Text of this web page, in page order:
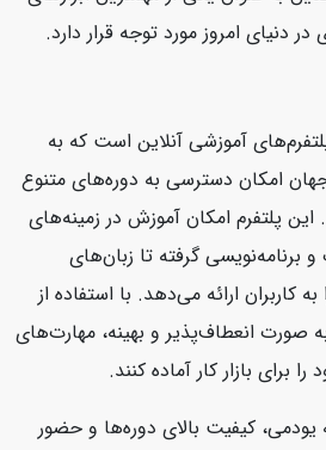
دنیای امروز مورد توجه قرار دارد.
آموزشی آنلاین است که به
امکان دسترسی به دوره‌های متنوع
پلتفرم امکان آموزش در زمینه‌های
برنامه‌نویسی گرفته تا زبان‌های
ارائه می‌دهد. با استفاده از
صورت انعطاف‌پذیر و بهینه، مهارت‌های
برای بازار کار آماده کنند.
کیفیت بالای دوره‌ها و حضور